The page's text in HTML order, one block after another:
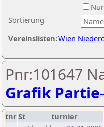
Sortierung
Vereinslisten:Wien
Pnr:101647
Grafik
tnrSt turnier